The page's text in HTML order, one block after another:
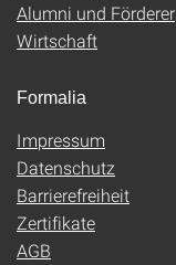
Alumni und Förderer
Wirtschaft
Formalia
Impressum
Datenschutz
Barrierefreiheit
Zertifikate
AGB